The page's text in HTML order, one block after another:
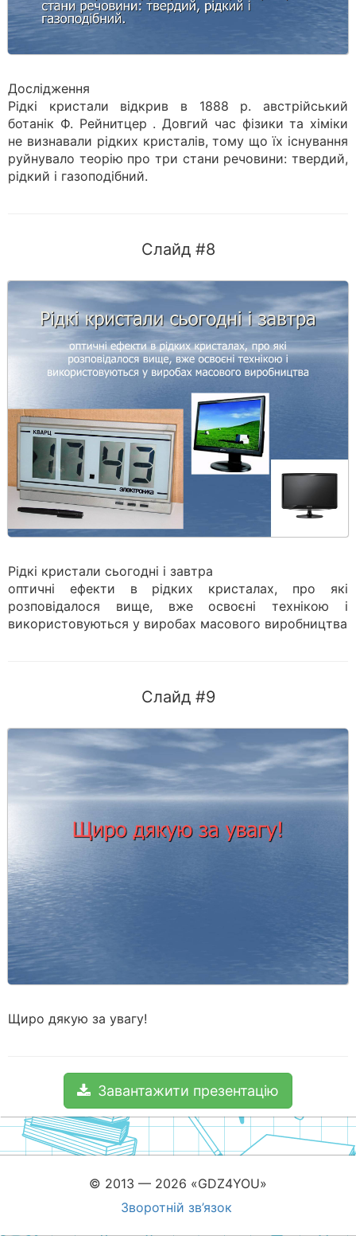
Дослідження
Рідкі кристали відкрив в 1888 р. австрійський
ботанік Ф. Рейнитцер . Довгий час фізики та хіміки
не визнавали рідких кристалів, тому що їх існування
руйнувало теорію про три стани речовини: твердий,
рідкий і газоподібний.
Слайд #8
Рідкі кристали сьогодні і завтра
оптичні ефекти в рідких кристалах, про які
розповідалося вище, вже освоєні технікою і
використовуються у виробах масового виробництва
Слайд #9
Щиро дякую за увагу!
Завантажити презентацію
© 2013 — 2026 «GDZ4YOU»
Зворотній зв’язок